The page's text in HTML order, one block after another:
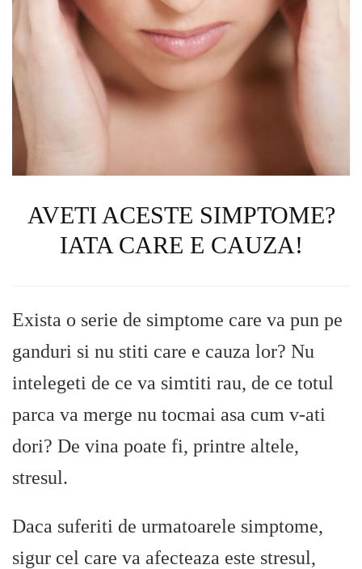
AVETI ACESTE SIMPTOME?
IATA CARE E CAUZA!
Exista o serie de simptome care va pun pe
ganduri si nu stiti care e cauza lor? Nu
intelegeti de ce va simtiti rau, de ce totul
parca va merge nu tocmai asa cum v-ati
dori? De vina poate fi, printre altele,
stresul.
Daca suferiti de urmatoarele simptome,
sigur cel care va afecteaza este stresul,